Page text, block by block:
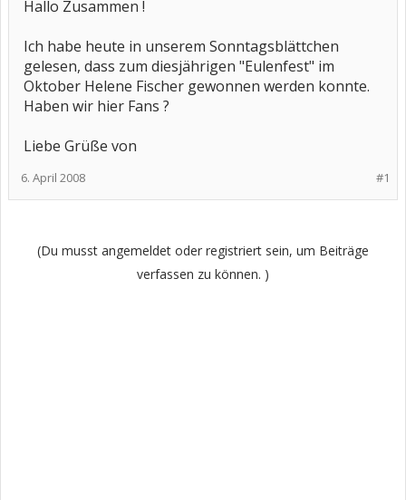
Hallo Zusammen !
Ich habe heute in unserem Sonntagsblättchen
gelesen, dass zum diesjährigen "Eulenfest" im
Oktober Helene Fischer gewonnen werden konnte.
Haben wir hier Fans ?
Liebe Grüße von
#1
6. April 2008
(Du musst angemeldet oder registriert sein, um Beiträge
verfassen zu können. )